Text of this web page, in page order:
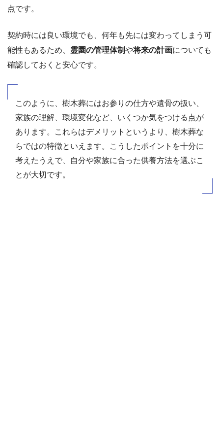
点です。
契約時には良い環境でも、何年も先には変わってしまう可
能性もあるため、 霊園の管理体制や将来の計画についても
確認しておくと安心です。
このように、樹木葬にはお参りの仕方や遺骨の扱い、
家族の理解、環境変化など、いくつか気をつける点が
あります。これらはデメリットというより、樹木葬な
らではの特徴といえます。こうしたポイントを十分に
考えたうえで、自分や家族に合った供養方法を選ぶこ
とが大切です。